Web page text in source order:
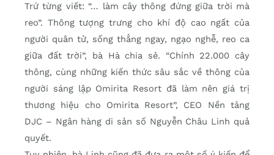
Trứ từng viết: “… làm cây thông đứng giữa trời mà
reo”. Thông tượng trưng cho khí độ cao ngất của
người quân tử, sống thẳng ngay, ngạo nghễ, reo ca
giữa đất trời”, bà Hà chia sẻ. “Chính 22.000 cây
thông, cùng những kiến thức sâu sắc về thông của
người sáng lập Omirita Resort đã làm nên giá trị
thương hiệu cho Omirita Resort”, CEO Nền tảng
DJC – Ngân hàng di sản số Nguyễn Châu Linh quả
quyết.